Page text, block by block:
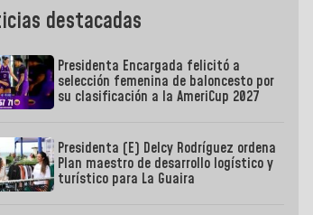
destacadas
Presidenta Encargada felicitó a
selección femenina de baloncesto por
su clasificación a la AmeriCup 2027
Presidenta (E) Delcy Rodríguez ordena
Plan maestro de desarrollo logístico y
turístico para La Guaira